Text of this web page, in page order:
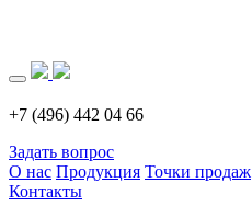
+7 (496) 442 04 66
Задать вопрос
О нас Продукция Точки продаж
Контакты